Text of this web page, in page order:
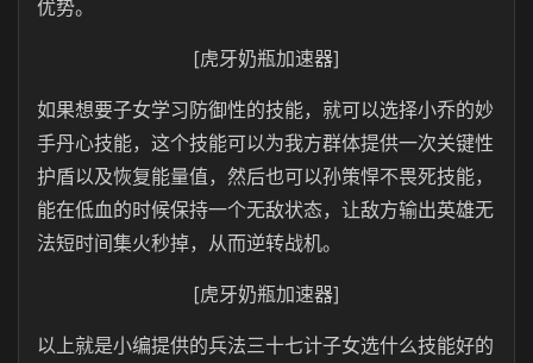
优势。
[虎牙奶瓶加速器]
如果想要子女学习防御性的技能，就可以选择小乔的妙
手丹心技能，这个技能可以为我方群体提供一次关键性
护盾以及恢复能量值，然后也可以孙策悍不畏死技能，
能在低血的时候保持一个无敌状态，让敌方输出英雄无
法短时间集火秒掉，从而逆转战机。
[虎牙奶瓶加速器]
以上就是小编提供的兵法三十七计子女选什么技能好的